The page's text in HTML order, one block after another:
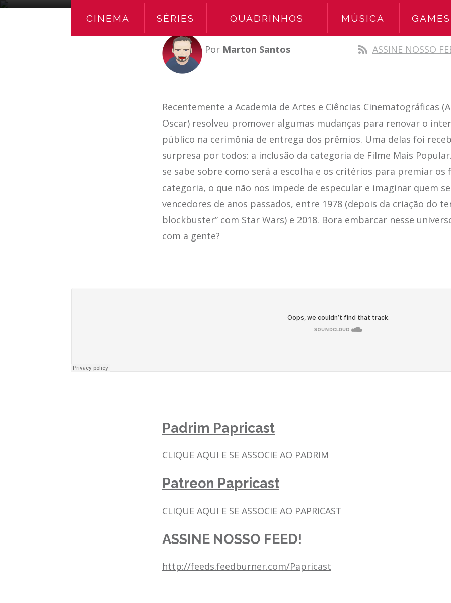
CINEMA SÉRIES QUADRINHOS MÚSICA GAMES
Por Marton Santos ASSINE NOSSO
Recentemente a Academia de Artes e Ciências Cinematográficas
Oscar) resolveu promover algumas mudanças para renovar o
público na cerimônia de entrega dos prêmios. Uma delas foi
surpresa por todos: a inclusão da categoria de Filme Mais
se sabe sobre como será a escolha e os critérios para premiar os
categoria, o que não nos impede de especular e imaginar quem
vencedores de anos passados, entre 1978 (depois da criação do
blockbuster” com Star Wars) e 2018. Bora embarcar nesse
com a gente?
Padrim Papricast
CLIQUE AQUI E SE ASSOCIE AO PADRIM
Patreon Papricast
CLIQUE AQUI E SE ASSOCIE AO PAPRICAST
ASSINE NOSSO FEED!
http://feeds.feedburner.com/Papricast